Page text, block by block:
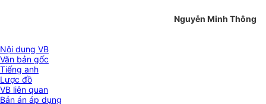
Nguyễn Minh Thông
Nội dung VB
Văn bản gốc
Tiếng anh
Lược đồ
VB liên quan
Bản án áp dụng